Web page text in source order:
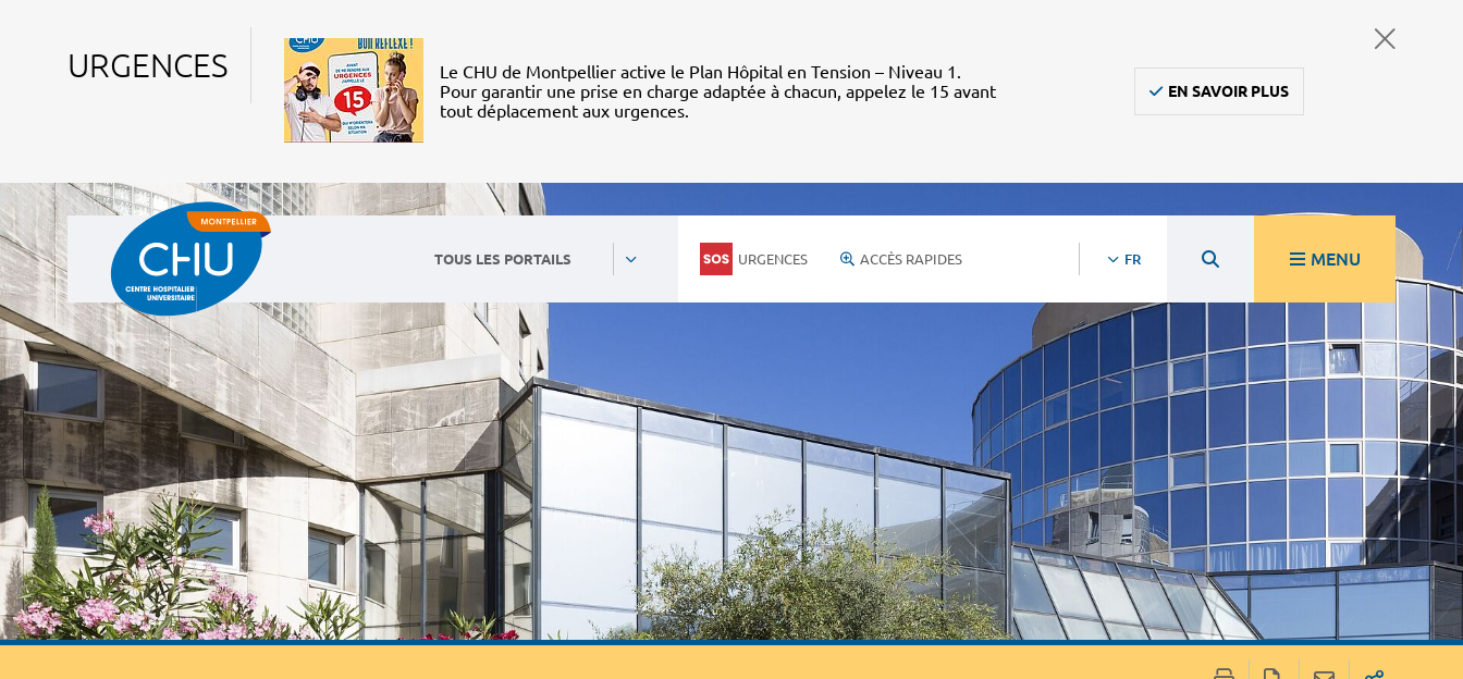
URGENCES
Le CHU de Montpellier active le Plan Hôpital en Tension – Niveau 1.
Pour garantir une prise en charge adaptée à chacun, appelez le 15 avant
tout déplacement aux urgences.
EN SAVOIR PLUS
TOUS LES PORTAILS URGENCES ACCÈS RAPIDES FR MENU